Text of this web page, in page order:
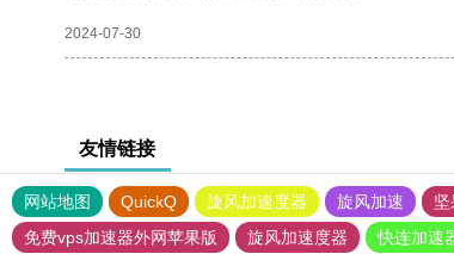
2024-07-30
友情链接
网站地图 QuickQ 旋风加速度器 旋风加速
免费vps加速器外网苹果版
旋风加速度器 快连加速